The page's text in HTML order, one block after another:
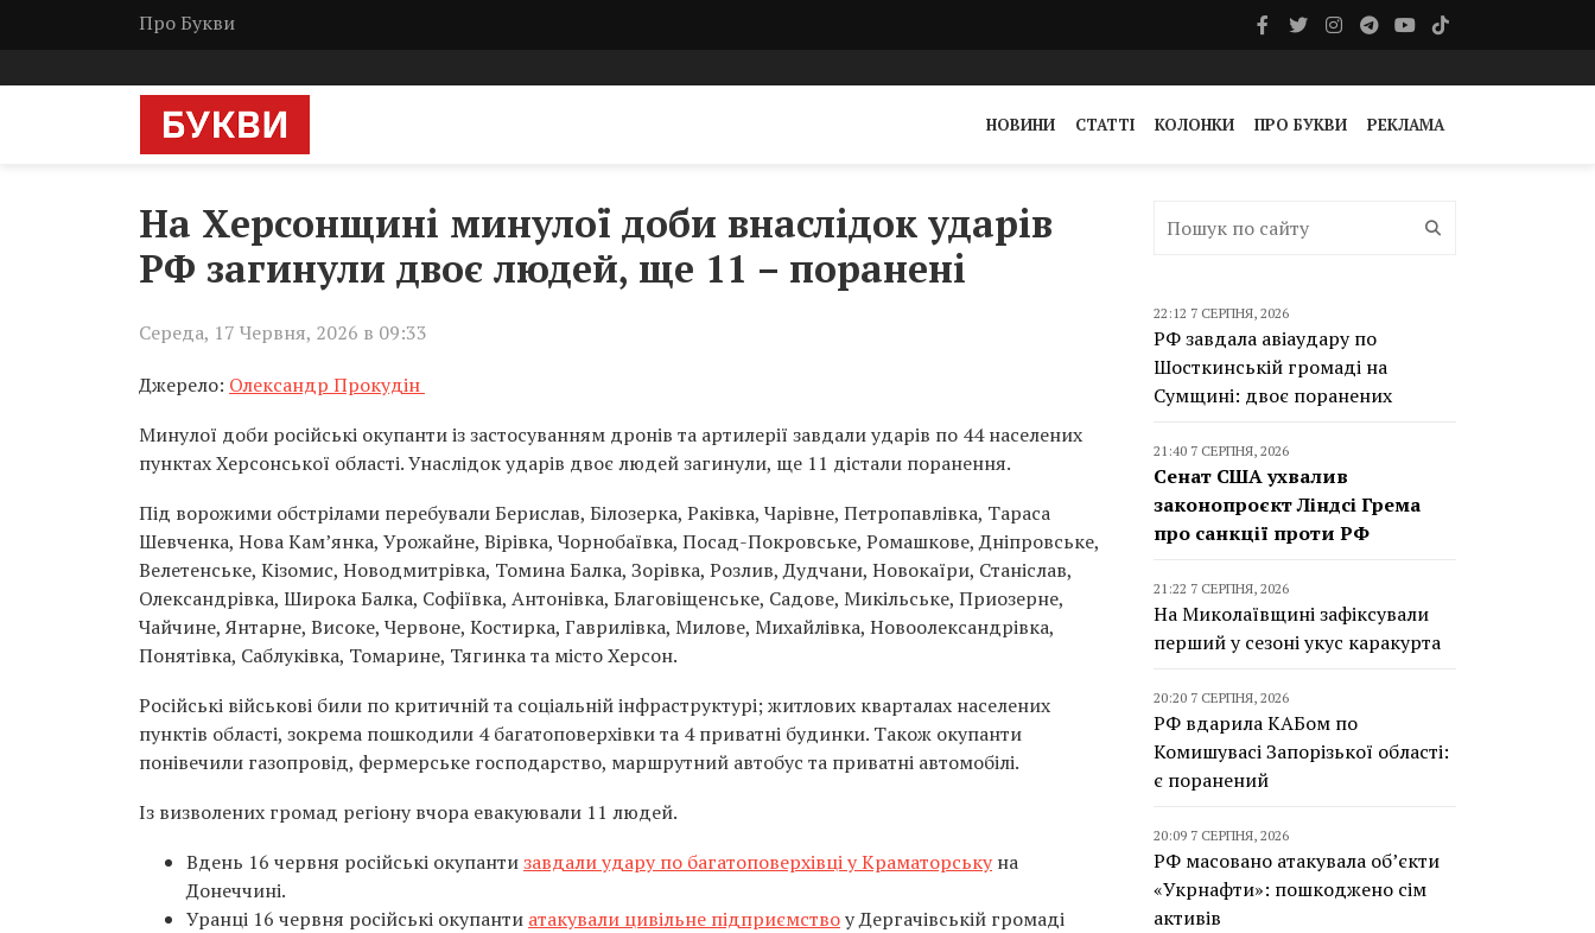
Про Букви
НОВИНИ СТАТТІ КОЛОНКИ ПРО БУКВИ РЕКЛАМА
На Херсонщині минулої доби внаслідок ударів
РФ загинули двоє людей, ще 11 – поранені
Середа, 17 Червня, 2026 в 09:33
Джерело: Олександр Прокудін
Минулої доби російські окупанти із застосуванням дронів та артилерії завдали ударів по 44 населених
пунктах Херсонської області. Унаслідок ударів двоє людей загинули, ще 11 дістали поранення.
Під ворожими обстрілами перебували Берислав, Білозерка, Раківка, Чарівне, Петропавлівка, Тараса
Шевченка, Нова Кам’янка, Урожайне, Вірівка, Чорнобаївка, Посад-Покровське, Ромашкове, Дніпровське,
Велетенське, Кізомис, Новодмитрівка, Томина Балка, Зорівка, Розлив, Дудчани, Новокаїри, Станіслав,
Олександрівка, Широка Балка, Софіївка, Антонівка, Благовіщенське, Садове, Микільське, Приозерне,
Чайчине, Янтарне, Високе, Червоне, Костирка, Гаврилівка, Милове, Михайлівка, Новоолександрівка,
Понятівка, Саблуківка, Томарине, Тягинка та місто Херсон.
Російські військові били по критичній та соціальній інфраструктурі; житлових кварталах населених
пунктів області, зокрема пошкодили 4 багатоповерхівки та 4 приватні будинки. Також окупанти
понівечили газопровід, фермерське господарство, маршрутний автобус та приватні автомобілі.
Із визволених громад регіону вчора евакуювали 11 людей.
Вдень 16 червня російські окупантизавдали удару по багатоповерхівці у Краматорську на
Донеччині.
Уранці 16 червня російські окупанти атакували цивільне підприємствоу Дергачівській громаді
22:12 7 СЕРПНЯ, 2026
РФ завдала авіаудару по
Шосткинській громаді на
Сумщині: двоє поранених
21:40 7 СЕРПНЯ, 2026
Сенат США ухвалив
законопроєкт Ліндсі Грема
про санкції проти РФ
21:22 7 СЕРПНЯ, 2026
На Миколаївщині зафіксували
перший у сезоні укус каракурта
20:20 7 СЕРПНЯ, 2026
РФ вдарила КАБом по
Комишувасі Запорізької області:
є поранений
20:09 7 СЕРПНЯ, 2026
РФ масовано атакувала об’єкти
«Укрнафти»: пошкоджено сім
активів